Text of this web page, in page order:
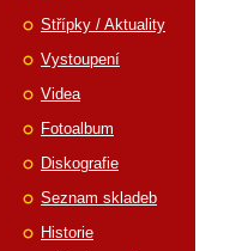
Střípky / Aktuality
Vystoupení
Videa
Fotoalbum
Diskografie
Seznam skladeb
Historie